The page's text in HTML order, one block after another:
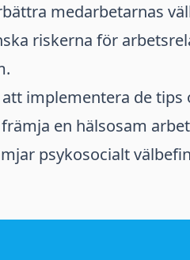
medarbetarnas
riskerna för
implementera de
en hälsosam
psykosocialt